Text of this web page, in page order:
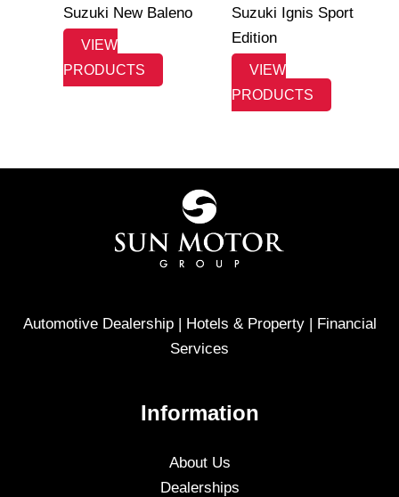
Suzuki New Baleno
VIEW
PRODUCTS
Suzuki Ignis Sport
Edition
VIEW
PRODUCTS
Automotive Dealership | Hotels & Property | Financial
Services
Information
About Us
Dealerships